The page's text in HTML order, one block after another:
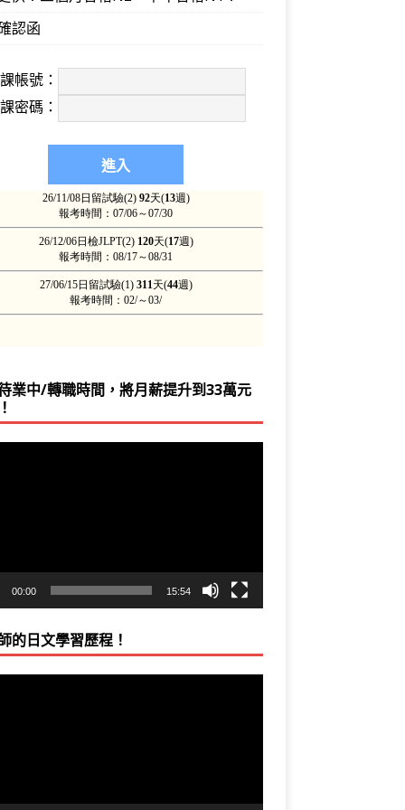
認函
帳號：
密碼：
業中/轉職時間，將月薪提升到33萬元
00:00 15:54
的日文學習歷程！